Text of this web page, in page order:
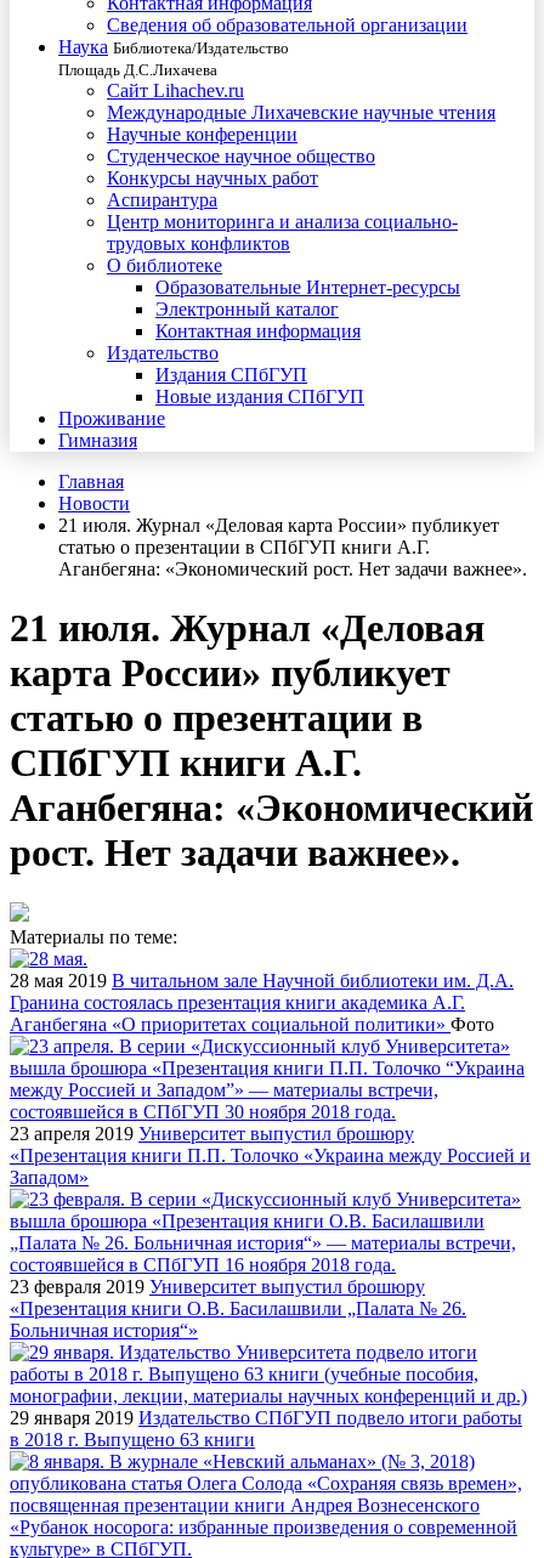
Сведения об образовательной организации
Наука Библиотека/Издательство
Площадь Д.С.Лихачева
Сайт Lihachev.ru
Международные Лихачевские научные чтения
Научные конференции
Студенческое научное общество
Конкурсы научных работ
Аспирантура
Центр мониторинга и анализа социально-
трудовых конфликтов
О библиотеке
Образовательные Интернет-ресурсы
Электронный каталог
Контактная информация
Издательство
Издания СПбГУП
Новые издания СПбГУП
Проживание
Гимназия
Главная
Новости
21 июля. Журнал «Деловая карта России» публикует
статью о презентации в СПбГУП книги А.Г.
Аганбегяна: «Экономический рост. Нет задачи важнее».
21 июля. Журнал «Деловая
карта России» публикует
статью о презентации в
СПбГУП книги А.Г.
Аганбегяна: «Экономический
рост. Нет задачи важнее».
Материалы по теме:
28 мая 2019 В читальном зале Научной библиотеки им. Д.А.
Гранина состоялась презентация книги академика А.Г.
Аганбегяна «О приоритетах социальной политики» Фото
23 апреля 2019 Университет выпустил брошюру
«Презентация книги П.П. Толочко «Украина между Россией и
Западом»
23 февраля 2019 Университет выпустил брошюру
«Презентация книги О.В. Басилашвили „Палата № 26.
Больничная история“»
29 января 2019 Издательство СПбГУП подвело итоги работы
в 2018 г. Выпущено 63 книги